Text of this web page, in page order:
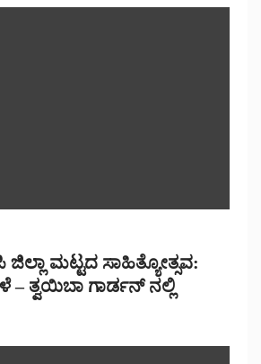
ಮಟ್ಟದ ಸಾಹಿತ್ಯೋತ್ಸವ:
– ತ್ವಯಿಬಾ ಗಾರ್ಡನ್ ನಲ್ಲಿ